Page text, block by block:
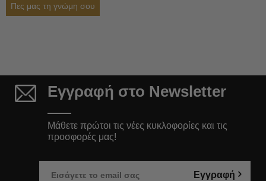
Πες μας τη γνώμη σου
Εγγραφή στο Newsletter
Μάθετε πρώτοι τις νέες κυκλοφορίες και τις
προσφορές μας!
Εγγραφή